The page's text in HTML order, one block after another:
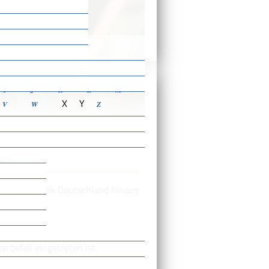
I J K L
M
V W X Y Z
Deutschland hinaus
eingetreten ist.